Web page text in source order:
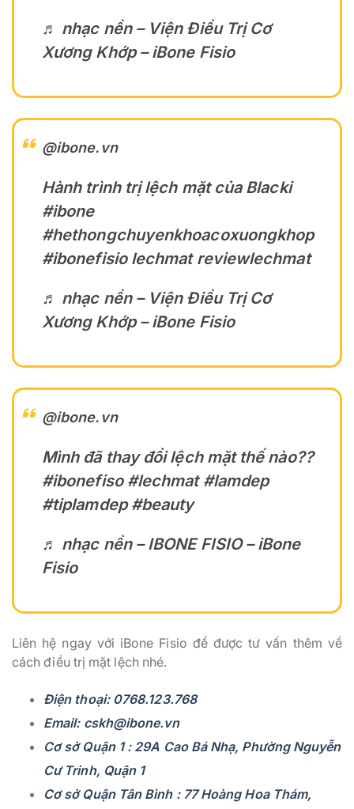
♬ nhạc nền – Viện Điều Trị Cơ
Xương Khớp – iBone Fisio
@ibone.vn
Hành trình trị lệch mặt của Blacki
#ibone
#hethongchuyenkhoacoxuongkhop
#ibonefisiolechmat reviewlechmat
♬ nhạc nền – Viện Điều Trị Cơ
Xương Khớp – iBone Fisio
@ibone.vn
Mình đã thay đổi lệch mặt thế nào??
#ibonefiso #lechmat #lamdep
#tiplamdep #beauty
♬ nhạc nền – IBONE FISIO – iBone
Fisio
Liên hệ ngay với iBone Fisio để được tư vấn thêm về
cách điều trị mặt lệch nhé.
Điện thoại: 0768.123.768
Email: cskh@ibone.vn
Cơ sở Quận 1 : 29A Cao Bá Nhạ, Phường Nguyễn
Cư Trinh, Quận 1
Cơ sở Quận Tân Bình : 77 Hoàng Hoa Thám,